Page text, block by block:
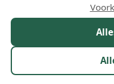
sneakers zijn immers
Of je nu op zoek bent naar
mogelijkheden zijn
gemakkelijk de beste witte
het gedoe van het
Maat Merk